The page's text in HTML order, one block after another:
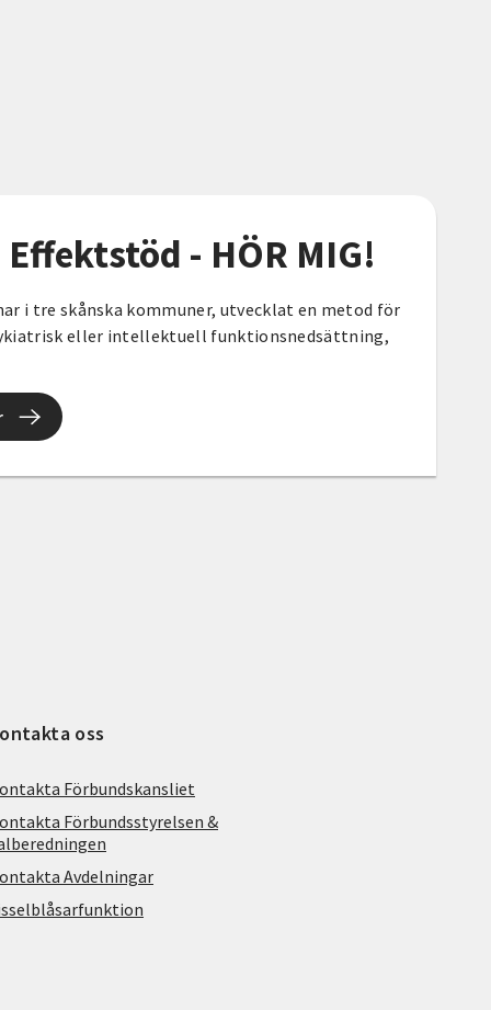
- HÖR MIG!
i tre skånska kommuner, utvecklat en metod för
eller intellektuell funktionsnedsättning,
oss
Förbundskansliet
Förbundsstyrelsen &
Avdelningar